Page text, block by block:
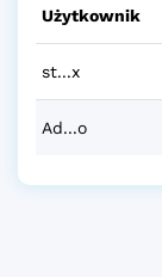
Użytkownik
st...x
Ad...o